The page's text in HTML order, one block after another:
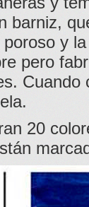
barniz,
y
pero
20